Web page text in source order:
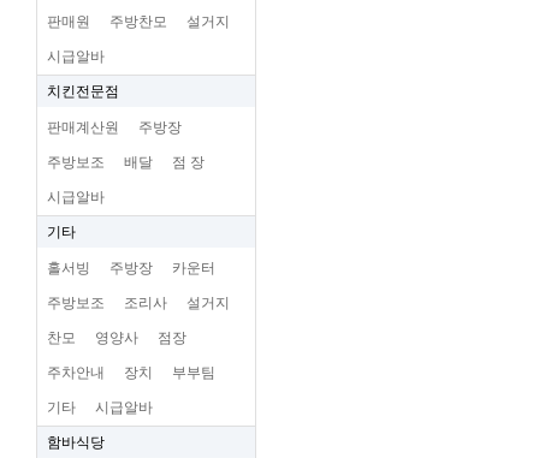
판매원 주방찬모 설거지
시급알바
치킨전문점
판매계산원 주방장
주방보조 배달 점 장
시급알바
기타
홀서빙 주방장 카운터
주방보조 조리사 설거지
찬모 영양사 점장
주차안내 장치 부부팀
기타 시급알바
함바식당